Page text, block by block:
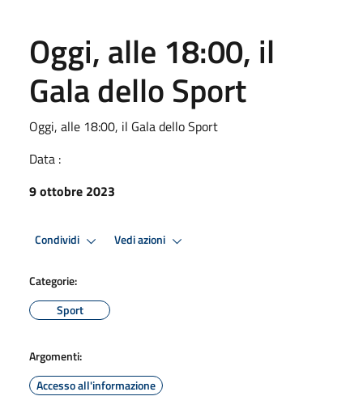
Oggi, alle 18:00, il
Gala dello Sport
Oggi, alle 18:00, il Gala dello Sport
Data :
9 ottobre 2023
Condividi Vedi azioni
Categorie:
Sport
Argomenti:
Accesso all'informazione